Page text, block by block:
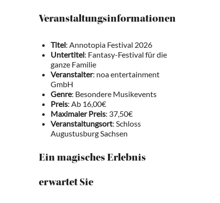
Veranstaltungsinformationen
Titel: Annotopia Festival 2026
Untertitel: Fantasy-Festival für die
ganze Familie
Veranstalter: noa entertainment
GmbH
Genre: Besondere Musikevents
Preis: Ab 16,00€
Maximaler Preis: 37,50€
Veranstaltungsort: Schloss
Augustusburg Sachsen
Ein magisches Erlebnis
erwartet Sie